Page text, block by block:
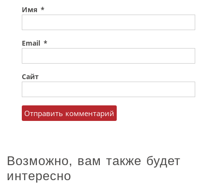
Имя *
Email *
Сайт
Возможно, вам также будет
интересно